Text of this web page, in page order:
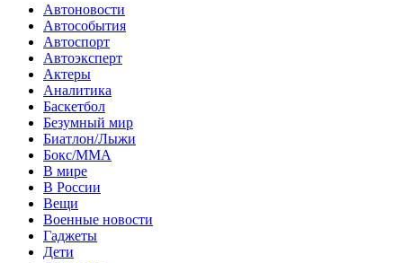
Автоновости
Автособытия
Автоспорт
Автоэксперт
Актеры
Аналитика
Баскетбол
Безумный мир
Биатлон/Лыжи
Бокс/MMA
В мире
В России
Вещи
Военные новости
Гаджеты
Дети